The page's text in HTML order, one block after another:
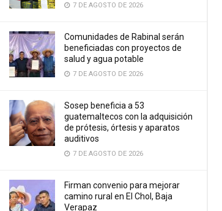
7 DE AGOSTO DE 2026
Comunidades de Rabinal serán
beneficiadas con proyectos de
salud y agua potable
7 DE AGOSTO DE 2026
Sosep beneficia a 53
guatemaltecos con la adquisición
de prótesis, órtesis y aparatos
auditivos
7 DE AGOSTO DE 2026
Firman convenio para mejorar
camino rural en El Chol, Baja
Verapaz